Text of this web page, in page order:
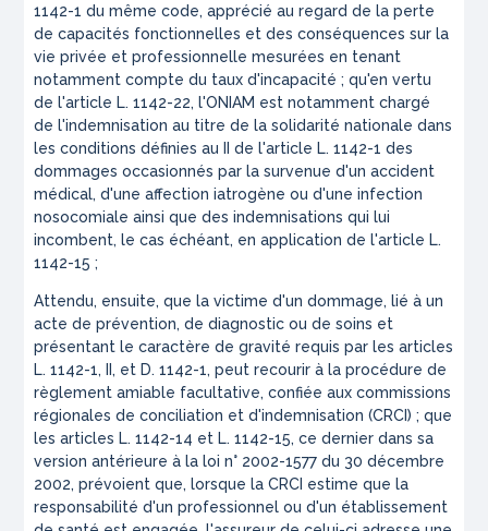
1142-1 du même code, apprécié au regard de la perte
de capacités fonctionnelles et des conséquences sur la
vie privée et professionnelle mesurées en tenant
notamment compte du taux d'incapacité ; qu'en vertu
de l'article L. 1142-22, l'ONIAM est notamment chargé
de l'indemnisation au titre de la solidarité nationale dans
les conditions définies au II de l'article L. 1142-1 des
dommages occasionnés par la survenue d'un accident
médical, d'une affection iatrogène ou d'une infection
nosocomiale ainsi que des indemnisations qui lui
incombent, le cas échéant, en application de l'article L.
1142-15 ;
Attendu, ensuite, que la victime d'un dommage, lié à un
acte de prévention, de diagnostic ou de soins et
présentant le caractère de gravité requis par les articles
L. 1142-1, II, et D. 1142-1, peut recourir à la procédure de
règlement amiable facultative, confiée aux commissions
régionales de conciliation et d'indemnisation (CRCI) ; que
les articles L. 1142-14 et L. 1142-15, ce dernier dans sa
version antérieure à la loi n° 2002-1577 du 30 décembre
2002, prévoient que, lorsque la CRCI estime que la
responsabilité d'un professionnel ou d'un établissement